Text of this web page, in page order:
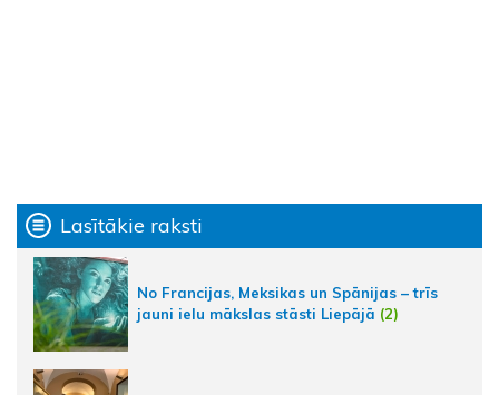
Lasītākie raksti
No Francijas, Meksikas un Spānijas – trīs
jauni ielu mākslas stāsti Liepājā (2)